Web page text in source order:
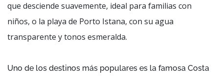
que desciende suavemente, ideal para familias con
niños, o la playa de Porto Istana, con su agua
transparente y tonos esmeralda.
Uno de los destinos más populares es la famosa Costa